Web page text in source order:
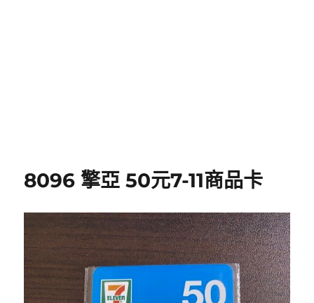
8096 擎亞 50元7-11商品卡